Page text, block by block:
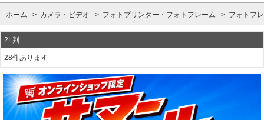
ホーム > カメラ・ビデオ > フォトプリンター・フォトフレーム > フォトフ
2L判
28件あります